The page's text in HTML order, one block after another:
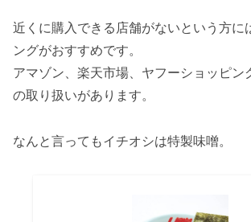
近くに購入できる店舗がないという方に
ングがおすすめです。
アマゾン、楽天市場、ヤフーショッピン
の取り扱いがあります。
なんと言ってもイチオシは特製味噌。